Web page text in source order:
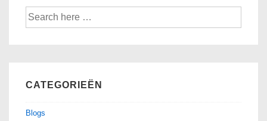
titel
Search
CATEGORIEËN
Blogs